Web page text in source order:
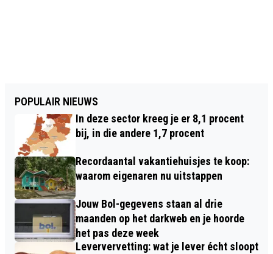
POPULAIR NIEUWS
In deze sector kreeg je er 8,1 procent
bij, in die andere 1,7 procent
Recordaantal vakantiehuisjes te koop:
waarom eigenaren nu uitstappen
Jouw Bol-gegevens staan al drie
maanden op het darkweb en je hoorde
het pas deze week
Leververvetting: wat je lever écht sloopt